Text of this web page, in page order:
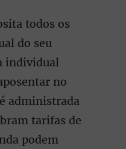
todos os
do seu
individual
no
administrada
tarifas de
podem